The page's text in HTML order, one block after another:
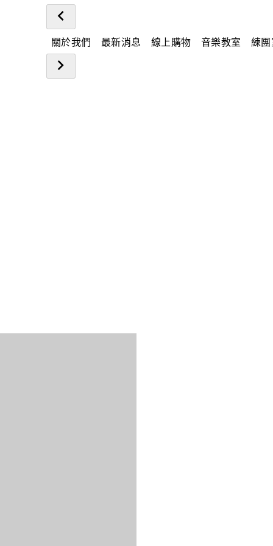
關於我們 最新消息 線上購物 音樂教室 練